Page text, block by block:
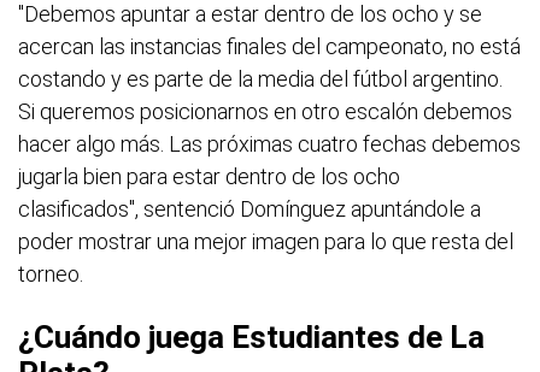
"Debemos apuntar a estar dentro de los ocho y se
acercan las instancias finales del campeonato, no está
costando y es parte de la media del fútbol argentino.
Si queremos posicionarnos en otro escalón debemos
hacer algo más. Las próximas cuatro fechas debemos
jugarla bien para estar dentro de los ocho
clasificados", sentenció Domínguez apuntándole a
poder mostrar una mejor imagen para lo que resta del
torneo.
¿Cuándo juega Estudiantes de La